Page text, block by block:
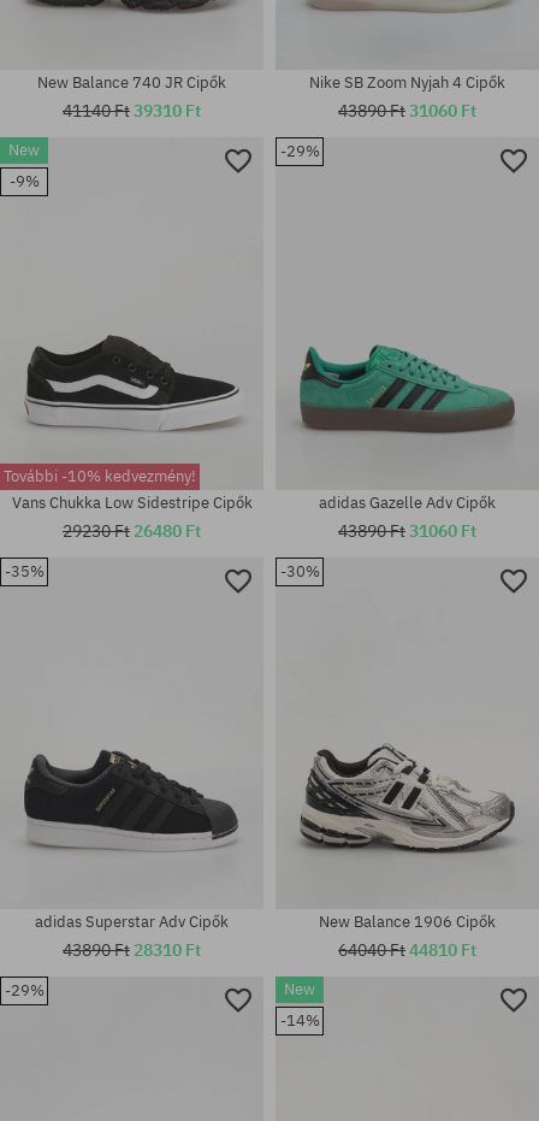
Elérhető méretek:
New Balance 740 JR Cipők
41140 Ft39310 Ft
Nike SB Zoom Nyjah 4 Cipők
43890 Ft31060 Ft
New
-9%
Elérhető méretek:
További -10% kedvezmény!
Vans Chukka Low Sidestripe Cipők
29230 Ft 26480 Ft
-29%
Elérhető méretek:
42; 42 2/3; 43 1/3; 44; 44 2/3;
adidas Gazelle Adv Cipők
43890 Ft31060 Ft
-35%
adidas Superstar Adv Cipők
43890 Ft 28310 Ft
-30%
New Balance 1906 Cipők
64040 Ft44810 Ft
-29%
New
-14%